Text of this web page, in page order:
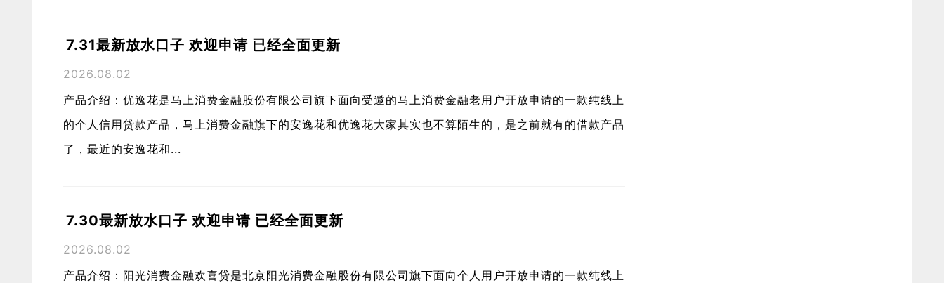
7.31最新放水口子 欢迎申请 已经全面更新
2026.08.02
产品介绍：优逸花是马上消费金融股份有限公司旗下面向受邀的马上消费金融老用户开放申请的一款纯线上
的个人信用贷款产品，马上消费金融旗下的安逸花和优逸花大家其实也不算陌生的，是之前就有的借款产品
了，最近的安逸花和...
7.30最新放水口子 欢迎申请 已经全面更新
2026.08.02
产品介绍：阳光消费金融欢喜贷是北京阳光消费金融股份有限公司旗下面向个人用户开放申请的一款纯线上